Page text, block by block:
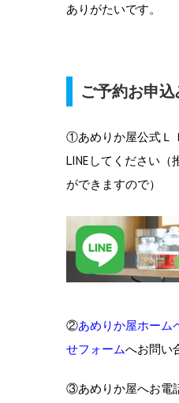
ありがたいです。
ご予約お申
①あめりか屋公式Ｌ
LINEしてください（
ができますので）
②あめりか屋ホーム
せフォームへお問い
③あめりか屋へお電